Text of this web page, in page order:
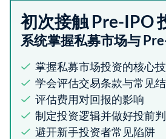
初次接触 Pre-IPO
系统掌握私募市场与
掌握私募市场投资的核心
学会评估交易条款与常见
评估费用对回报的影响
制定投资逻辑并做好投前
避开新手投资者常见陷阱